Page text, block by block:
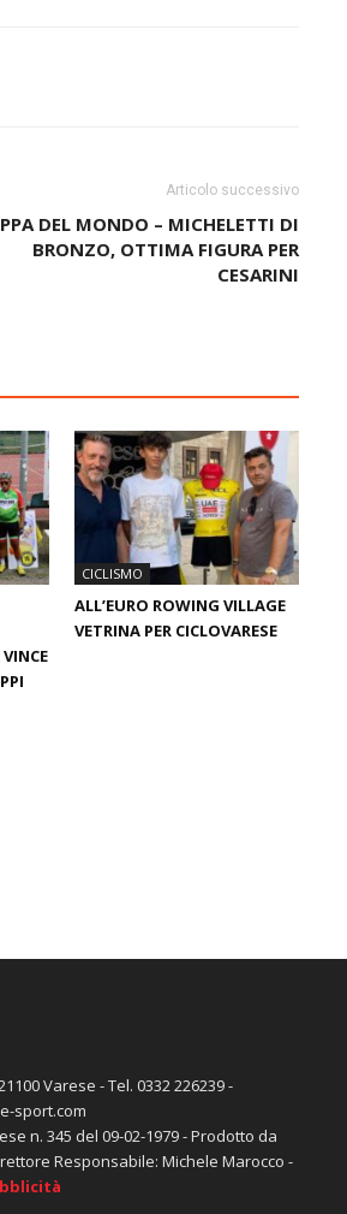
Articolo successivo
DEL MONDO – MICHELETTI DI
BRONZO, OTTIMA FIGURA PER
CESARINI
CICLISMO
ALL’EURO ROWING VILLAGE
VETRINA PER CICLOVARESE
Varese - Tel. 0332 226239 -
sport.com
n. 345 del 09-02-1979 - Prodotto da
Responsabile: Michele Marocco -